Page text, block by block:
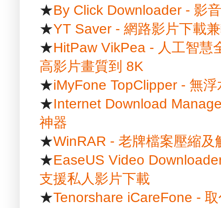
★By Click Downloader - 影
★YT Saver - 網路影片下載
★HitPaw VikPea - 人工智慧
高影片畫質到 8K
★iMyFone TopClipper - 無
★Internet Download
神器
★WinRAR - 老牌檔案壓縮及
★EaseUS Video
支援私人影片下載
★Tenorshare iCareFone -